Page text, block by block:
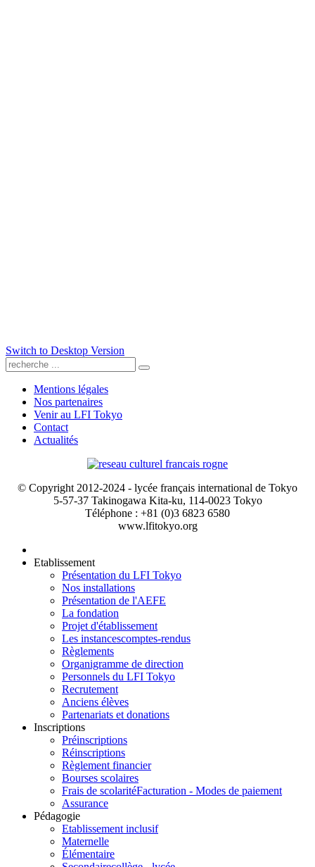
Switch to Desktop Version
Mentions légales
Nos partenaires
Venir au LFI Tokyo
Contact
Actualités
© Copyright 2012-2024 - lycée français international de Tokyo
5-57-37 Takinogawa Kita-ku, 114-0023 Tokyo
Téléphone : +81 (0)3 6823 6580
www.lfitokyo.org
Etablissement
Présentation du LFI Tokyo
Nos installations
Présentation de l'AEFE
La fondation
Projet d'établissement
Les instancescomptes-rendus
Règlements
Organigramme de direction
Personnels du LFI Tokyo
Recrutement
Anciens élèves
Partenariats et donations
Inscriptions
Préinscriptions
Réinscriptions
Règlement financier
Bourses scolaires
Frais de scolaritéFacturation - Modes de paiement
Assurance
Pédagogie
Etablissement inclusif
Maternelle
Élémentaire